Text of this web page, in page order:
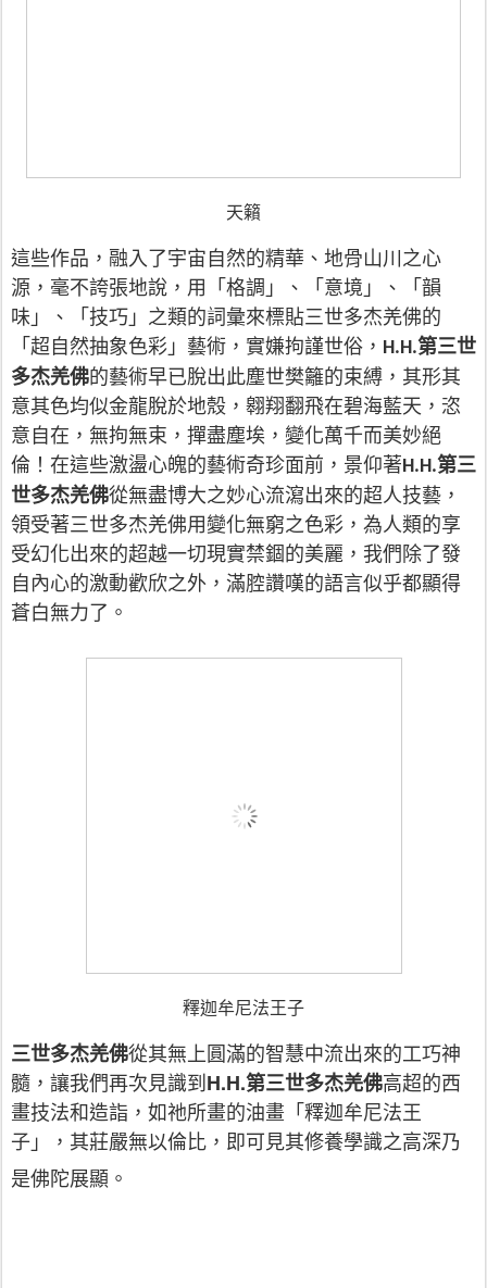
天籟
這些作品，融入了宇宙自然的精華、地骨山川之心
源，毫不誇張地說，用「格調」、「意境」、「韻
味」、「技巧」之類的詞彙來標貼三世多杰羌佛的
「超自然抽象色彩」藝術，實嫌拘謹世俗， H.H.第三世
多杰羌佛的藝術早已脫出此塵世樊籬的束縛，其形其
意其色均似金龍脫於地殼，翱翔翻飛在碧海藍天，恣
意自在，無拘無束，撣盡塵埃，變化萬千而美妙絕
倫！在這些激盪心魄的藝術奇珍面前，景仰著H.H.第三
世多杰羌佛從無盡博大之妙心流瀉出來的超人技藝，
領受著三世多杰羌佛用變化無窮之色彩，為人類的享
受幻化出來的超越一切現實禁錮的美麗，我們除了發
自內心的激動歡欣之外，滿腔讚嘆的語言似乎都顯得
蒼白無力了。
釋迦牟尼法王子
三世多杰羌佛從其無上圓滿的智慧中流出來的工巧神
髓，讓我們再次見識到 H.H.第三世多杰羌佛高超的西
畫技法和造詣，如祂所畫的油畫「釋迦牟尼法王
子」，其莊嚴無以倫比，即可見其修養學識之高深乃
是佛陀展顯。